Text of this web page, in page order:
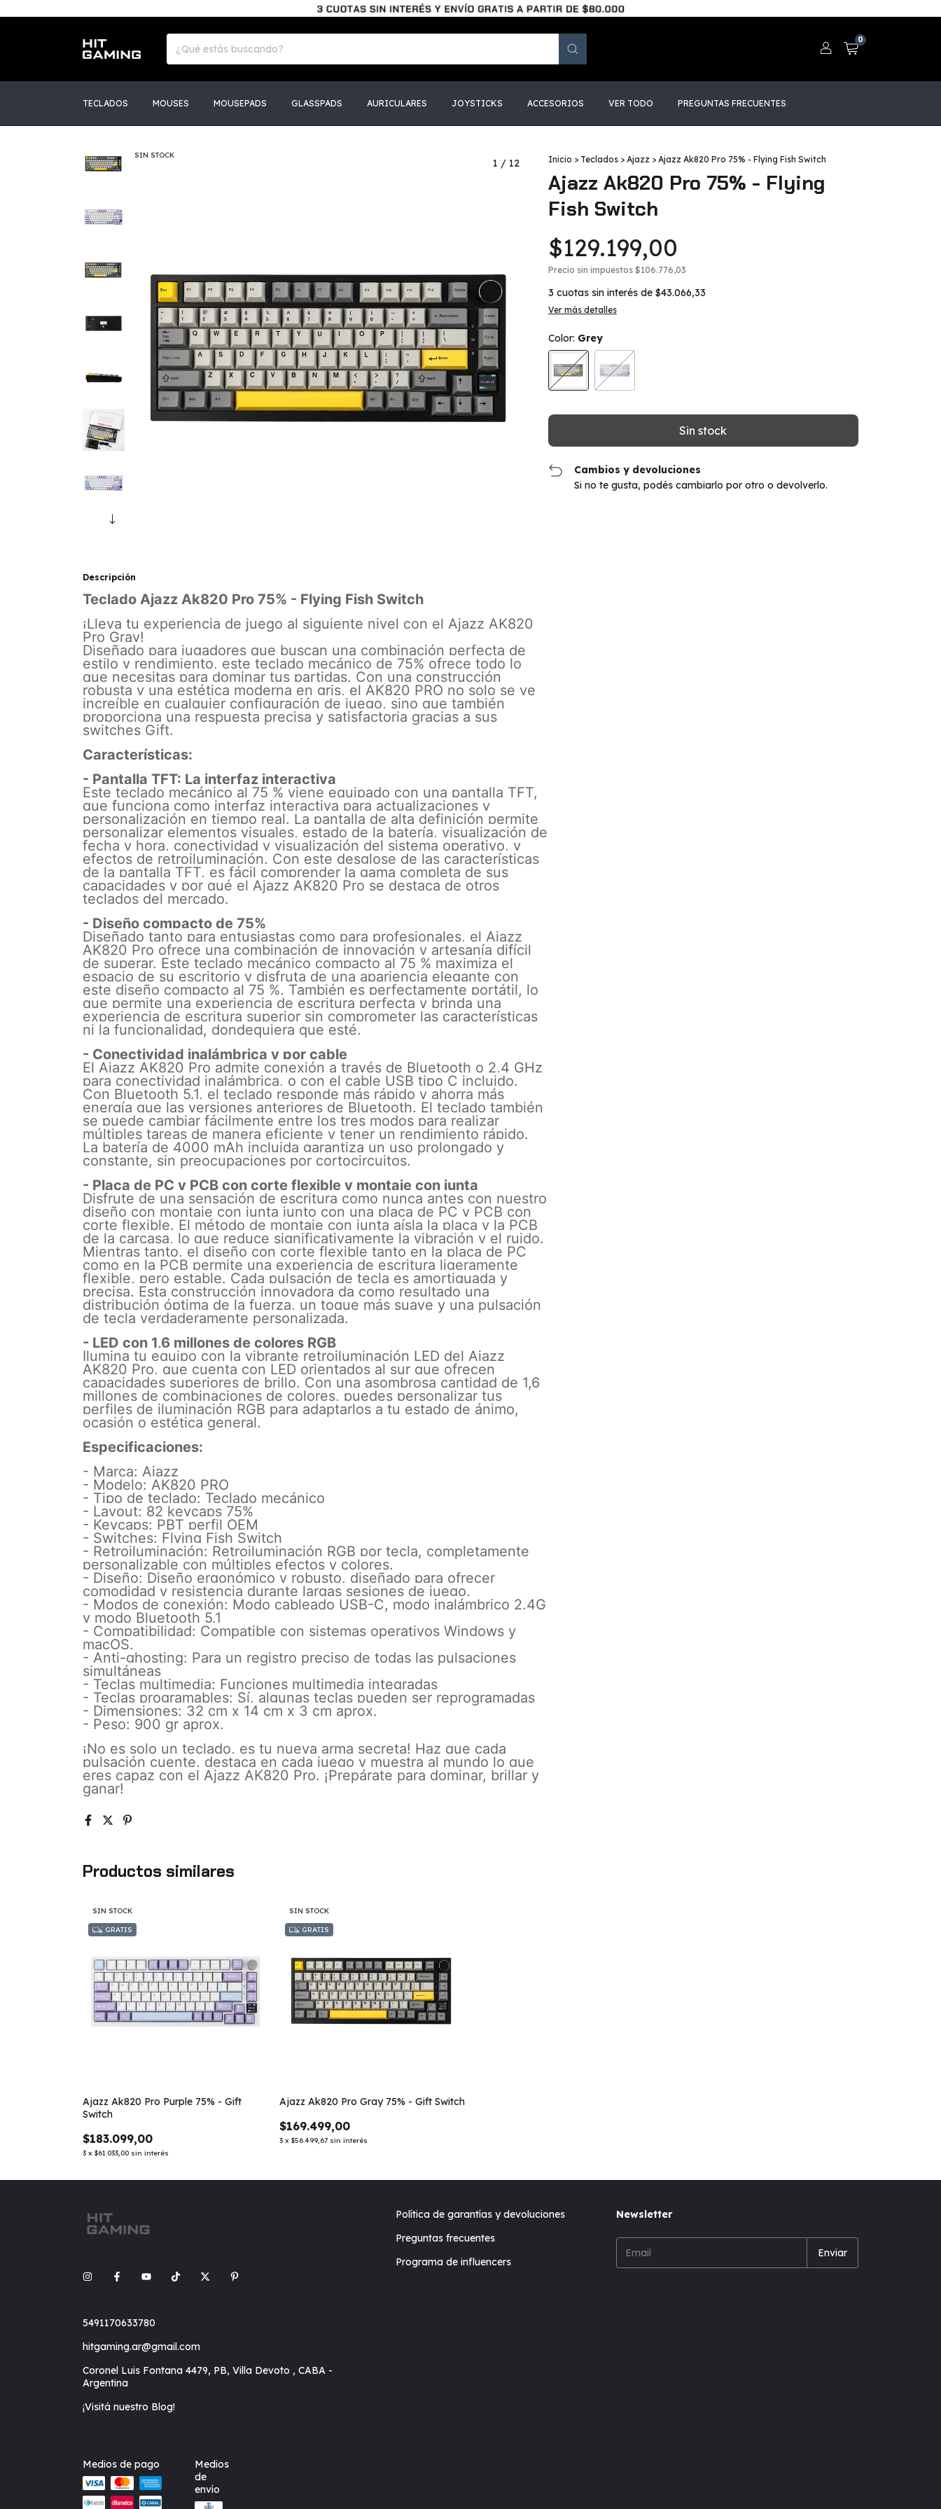
0
TECLADOS MOUSES MOUSEPADS GLASSPADS AURICULARES JOYSTICKS ACCESORIOS VER TODO PREGUNTAS FRECUENTES
SIN STOCK
1 / 12 Inicio > Teclados > Ajazz > Ajazz Ak820 Pro 75% - Flying Fish Switch
Ajazz Ak820 Pro 75% - Flying
Fish Switch
$129.199,00
Precio sin impuestos $106.776,03
3 cuotas sin interés de $43.066,33
Ver más detalles
Color: Grey
Cambios y devoluciones
Si no te gusta, podés cambiarlo por otro o devolverlo.
Descripción
Teclado Ajazz Ak820 Pro 75% - Flying Fish Switch
¡Lleva tu experiencia de juego al siguiente nivel con el Ajazz AK820
Pro Gray!
Diseñado para jugadores que buscan una combinación perfecta de
estilo y rendimiento, este teclado mecánico de 75% ofrece todo lo
que necesitas para dominar tus partidas. Con una construcción
robusta y una estética moderna en gris, el AK820 PRO no solo se ve
increíble en cualquier configuración de juego, sino que también
proporciona una respuesta precisa y satisfactoria gracias a sus
switches Gift.
Características:
- Pantalla TFT: La interfaz interactiva
Este teclado mecánico al 75 % viene equipado con una pantalla TFT,
que funciona como interfaz interactiva para actualizaciones y
personalización en tiempo real. La pantalla de alta definición permite
personalizar elementos visuales, estado de la batería, visualización de
fecha y hora, conectividad y visualización del sistema operativo, y
efectos de retroiluminación. Con este desglose de las características
de la pantalla TFT, es fácil comprender la gama completa de sus
capacidades y por qué el Ajazz AK820 Pro se destaca de otros
teclados del mercado.
- Diseño compacto de 75%
Diseñado tanto para entusiastas como para profesionales, el Ajazz
AK820 Pro ofrece una combinación de innovación y artesanía difícil
de superar. Este teclado mecánico compacto al 75 % maximiza el
espacio de su escritorio y disfruta de una apariencia elegante con
este diseño compacto al 75 %. También es perfectamente portátil, lo
que permite una experiencia de escritura perfecta y brinda una
experiencia de escritura superior sin comprometer las características
ni la funcionalidad, dondequiera que esté.
- Conectividad inalámbrica y por cable
El Ajazz AK820 Pro admite conexión a través de Bluetooth o 2,4 GHz
para conectividad inalámbrica, o con el cable USB tipo C incluido.
Con Bluetooth 5.1, el teclado responde más rápido y ahorra más
energía que las versiones anteriores de Bluetooth. El teclado también
se puede cambiar fácilmente entre los tres modos para realizar
múltiples tareas de manera eficiente y tener un rendimiento rápido.
La batería de 4000 mAh incluida garantiza un uso prolongado y
constante, sin preocupaciones por cortocircuitos.
- Placa de PC y PCB con corte flexible y montaje con junta
Disfrute de una sensación de escritura como nunca antes con nuestro
diseño con montaje con junta junto con una placa de PC y PCB con
corte flexible. El método de montaje con junta aísla la placa y la PCB
de la carcasa, lo que reduce significativamente la vibración y el ruido.
Mientras tanto, el diseño con corte flexible tanto en la placa de PC
como en la PCB permite una experiencia de escritura ligeramente
flexible, pero estable. Cada pulsación de tecla es amortiguada y
precisa. Esta construcción innovadora da como resultado una
distribución óptima de la fuerza, un toque más suave y una pulsación
de tecla verdaderamente personalizada.
- LED con 1,6 millones de colores RGB
Ilumina tu equipo con la vibrante retroiluminación LED del Ajazz
AK820 Pro, que cuenta con LED orientados al sur que ofrecen
capacidades superiores de brillo. Con una asombrosa cantidad de 1,6
millones de combinaciones de colores, puedes personalizar tus
perfiles de iluminación RGB para adaptarlos a tu estado de ánimo,
ocasión o estética general.
Especificaciones:
- Marca: Ajazz
- Modelo: AK820 PRO
- Tipo de teclado: Teclado mecánico
- Layout: 82 keycaps 75%
- Keycaps: PBT perfil OEM
- Switches: Flying Fish Switch
- Retroiluminación: Retroiluminación RGB por tecla, completamente
personalizable con múltiples efectos y colores.
- Diseño: Diseño ergonómico y robusto, diseñado para ofrecer
comodidad y resistencia durante largas sesiones de juego.
- Modos de conexión: Modo cableado USB-C, modo inalámbrico 2.4G
y modo Bluetooth 5.1
- Compatibilidad: Compatible con sistemas operativos Windows y
macOS.
- Anti-ghosting: Para un registro preciso de todas las pulsaciones
simultáneas
- Teclas multimedia: Funciones multimedia integradas
- Teclas programables: Sí, algunas teclas pueden ser reprogramadas
- Dimensiones: 32 cm x 14 cm x 3 cm aprox.
- Peso: 900 gr aprox.
¡No es solo un teclado, es tu nueva arma secreta! Haz que cada
pulsación cuente, destaca en cada juego y muestra al mundo lo que
eres capaz con el Ajazz AK820 Pro. ¡Prepárate para dominar, brillar y
ganar!
Productos similares
SIN STOCK
GRATIS
Ajazz Ak820 Pro Purple 75% - Gift
Switch
$183.099,00
3 x $61.033,00 sin interés
SIN STOCK
GRATIS
Ajazz Ak820 Pro Gray 75% - Gift Switch
$169.499,00
3 x $56.499,67 sin interés
5491170633780
hitgaming.ar@gmail.com
Coronel Luis Fontana 4479, PB, Villa Devoto , CABA -
Argentina
¡Visitá nuestro Blog!
Política de garantías y devoluciones
Preguntas frecuentes
Programa de influencers
Newsletter
Medios de pago
Medios
de
envío